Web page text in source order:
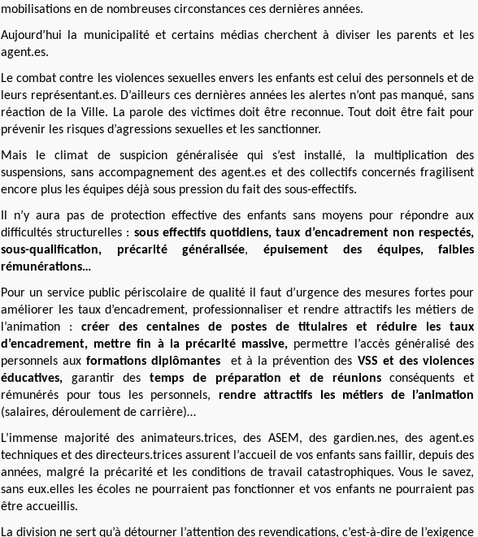
mobilisations en de nombreuses circonstances ces dernières années.
Aujourd’hui la municipalité et certains médias cherchent à diviser les parents et les
agent.es.
Le combat contre les violences sexuelles envers les enfants est celui des personnels et de
leurs représentant.es. D’ailleurs ces dernières années les alertes n’ont pas manqué, sans
réaction de la Ville. La parole des victimes doit être reconnue. Tout doit être fait pour
prévenir les risques d’agressions sexuelles et les sanctionner.
Mais le climat de suspicion généralisée qui s’est installé, la multiplication des
suspensions, sans accompagnement des agent.es et des collectifs concernés fragilisent
encore plus les équipes déjà sous pression du fait des sous-effectifs.
Il n’y aura pas de protection effective des enfants sans moyens pour répondre aux
difficultés structurelles : sous effectifs quotidiens, taux d’encadrement non respectés,
sous-qualification, précarité généralisée, épuisement des équipes, faibles
rémunérations…
Pour un service public périscolaire de qualité il faut d’urgence des mesures fortes pour
améliorer les taux d’encadrement, professionnaliser et rendre attractifs les métiers de
l’animation : créer des centaines de postes de titulaires et réduire les taux
d’encadrement, mettre fin à la précarité massive, permettre l’accès généralisé des
personnels auxformations diplômantes et à la prévention des VSS et des violences
éducatives, garantir des temps de préparation et de réunionsconséquents et
rémunérés pour tous les personnels, rendre attractifs les métiers de l’animation
(salaires, déroulement de carrière)…
L’immense majorité des animateurs.trices, des ASEM, des gardien.nes, des agent.es
techniques et des directeurs.trices assurent l’accueil de vos enfants sans faillir, depuis des
années, malgré la précarité et les conditions de travail catastrophiques. Vous le savez,
sans eux.elles les écoles ne pourraient pas fonctionner et vos enfants ne pourraient pas
être accueillis.
La division ne sert qu’à détourner l’attention des revendications, c’est-à-dire de l’exigence